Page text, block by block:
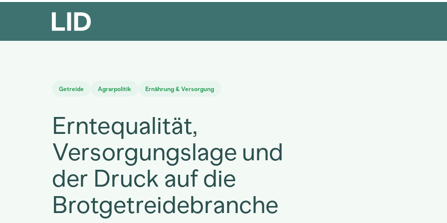
Getreide Agrarpolitik Ernährung & Versorgung
Erntequalität,
Versorgungslage und
der Druck auf die
Brotgetreidebranche